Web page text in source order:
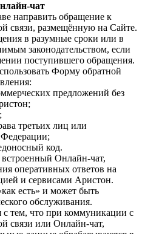
чат
направить обращение к
связи, размещённую на Сайте.
в разумные сроки или в
законодательством, если
поступившего обращения.
Форму обратной
предложений без
третьих лиц или
Федерации;
код.
Онлайн-чат,
оперативных ответов на
и сервисами Аристон.
есть» и может быть
обслуживания.
с тем, что при коммуникации с
связи или Онлайн-чат,